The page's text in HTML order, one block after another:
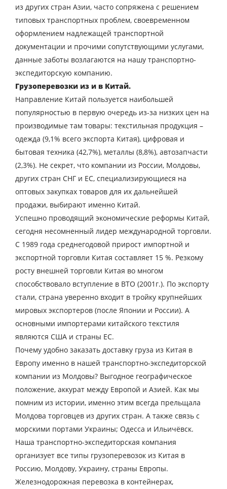
из других стран Азии, часто сопряжена с решением
типовых транспортных проблем, своевременном
оформлением надлежащей транспортной
документации и прочими сопутствующими услугами,
данные заботы возлагаются на нашу транспортно-
экспедиторскую компанию.
Грузоперевозки из и в Китай.
Направление Китай пользуется наибольшей
популярностью в первую очередь из-за низких цен на
производимые там товары: текстильная продукция –
одежда (9,1% всего экспорта Китая), цифровая и
бытовая техника (42,7%), металлы (8,8%), автозапчасти
(2,3%). Не секрет, что компании из России, Молдовы,
других стран СНГ и ЕС, специализирующиеся на
оптовых закупках товаров для их дальнейшей
продажи, выбирают именно Китай.
Успешно проводящий экономические реформы Китай,
сегодня несомненный лидер международной торговли.
С 1989 года среднегодовой прирост импортной и
экспортной торговли Китая составляет 15 %. Резкому
росту внешней торговли Китая во многом
способствовало вступление в ВТО (2001г.). По экспорту
стали, страна уверенно входит в тройку крупнейших
мировых экспортеров (после Японии и России). А
основными импортерами китайского текстиля
являются США и страны ЕС.
Почему удобно заказать доставку груза из Китая в
Европу именно в нашей транспортно-экспедиторской
компании из Молдовы? Выгодное географическое
положение, аккурат между Европой и Азией. Как мы
помним из истории, именно этим всегда прельщала
Молдова торговцев из других стран. А также связь с
морскими портами Украины; Одесса и Ильичёвск.
Наша транспортно-экспедиторская компания
организует все типы грузоперевозок из Китая в
Россию, Молдову, Украину, страны Европы.
Железнодорожная перевозка в контейнерах,
перевозки
Город загрузки
Город выгрузки
Наименование груза
Дата загрузки
Тип транспорта
Объем груза
Контактное лицо
E-mail
Отправляя заявку, вы соглашаетесь на
обработку персональных данных.
ОТПРАВИТЬ